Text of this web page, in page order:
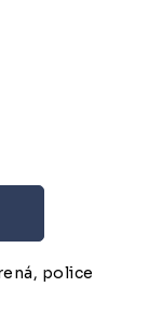
police